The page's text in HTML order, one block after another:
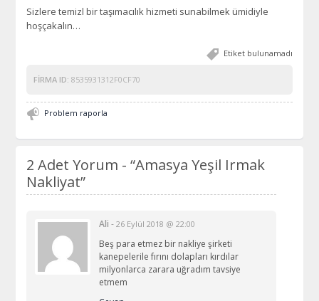
Sizlere temizl bir taşımacılık hizmeti sunabilmek ümidiyle
hoşçakalın…
Etiket bulunamadı
FIRMA ID: 8535931312F0CF70
Problem raporla
2 Adet Yorum -“Amasya Yeşil Irmak
Nakliyat”
Ali -26 Eylül 2018 @ 22:00
Beş para etmez bir nakliye şirketi
kanepelerile fırını dolapları kırdılar
milyonlarca zarara uğradım tavsiye
etmem